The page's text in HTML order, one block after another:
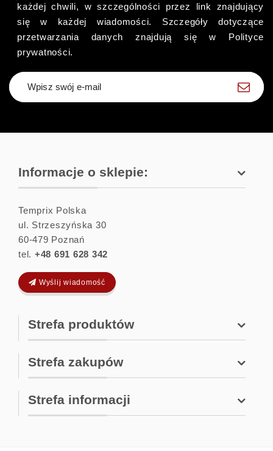
każdej chwili, w szczególności przez link znajdujący
się w każdej wiadomości. Szczegóły dotyczące
przetwarzania danych znajdują się w Polityce
prywatności.
Informacje o sklepie:
Temprix Polska
ul. Strzeszyńska 30
60-479 Poznań
tel. +48 691 628 342
Wyślij wiadomość
Strefa produktów
Strefa zakupów
Strefa informacji